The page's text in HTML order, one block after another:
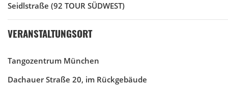
Seidlstraße (92 TOUR SÜDWEST)
VERANSTALTUNGSORT
Tangozentrum München
Dachauer Straße 20, im Rückgebäude